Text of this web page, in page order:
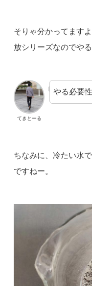
そりゃ分かってます
放シリーズなのでや
てきとーる
やる必要
ちなみに、冷たい水
ですねー。